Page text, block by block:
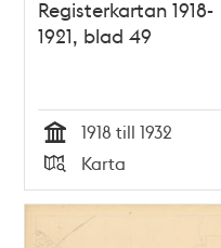
Registerkartan 1918-
1921, blad 49
Tid
1918 till 1932
Typ
Karta